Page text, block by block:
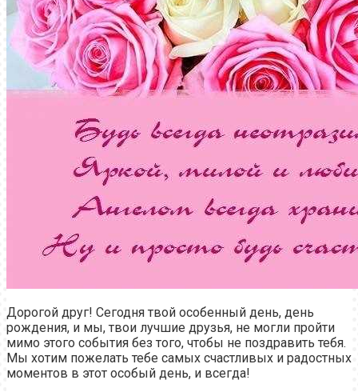
Дорогой друг! Сегодня твой особенный день, день
рождения, и мы, твои лучшие друзья, не могли пройти
мимо этого события без того, чтобы не поздравить тебя.
Мы хотим пожелать тебе самых счастливых и радостных
моментов в этот особый день, и всегда!